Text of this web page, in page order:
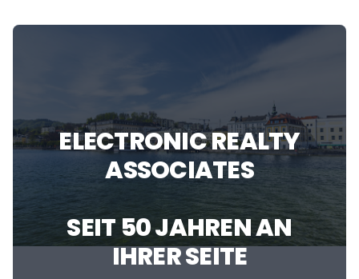
ELECTRONIC REALTY
ASSOCIATES
SEIT 50 JAHREN AN
IHRER SEITE